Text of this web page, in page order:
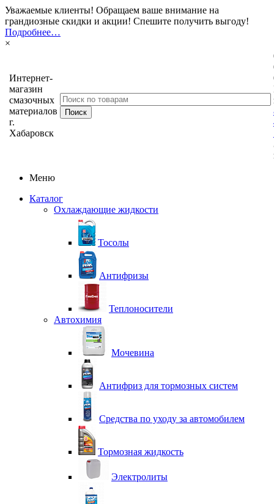
Уважаемые клиенты! Обращаем ваше внимание на
грандиозные скидки и акции! Спешите получить выгоду!
Подробнее…
×
Интернет-
магазин
смазочных
материалов
г.
Хабаровск
Меню
Каталог
Охлаждающие жидкости
Тосолы
Антифризы
Теплоносители
Автохимия
Мочевина
Антифриз для тормозных систем
Средства по уходу за автомобилем
Тормозная жидкость
Электролиты